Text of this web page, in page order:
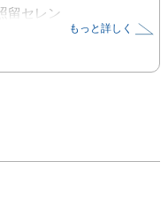
留セレン
もっと詳しく